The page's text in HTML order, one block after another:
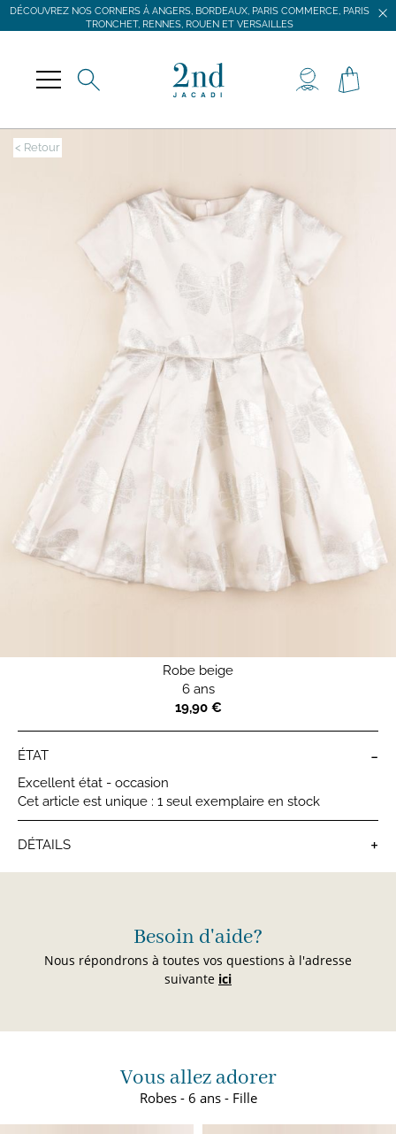
DÉCOUVREZ NOS CORNERS À ANGERS, BORDEAUX, PARIS COMMERCE, PARIS
TRONCHET, RENNES, ROUEN ET VERSAILLES
DÉCOUVREZ NOS CORNERS À ANGERS, BORDEAUX, PARIS COMMERCE, PARIS
TRONCHET, RENNES, ROUEN ET VERSAILLES
< Retour
Robe beige
6 ans
19,90 €
ÉTAT -
Excellent état - occasion
Cet article est unique : 1 seul exemplaire en stock
DÉTAILS +
Robes fille
Besoin d'aide?
Nous répondrons à toutes vos questions à l'adresse
suivante ici
Vous allez adorer
Robes - 6 ans - Fille